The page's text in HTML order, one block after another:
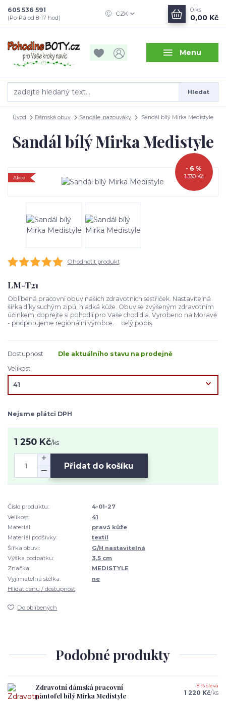
Menu
CZK
Hledat
605 536 591
(Po-Pá od 8-17 hod)
0 ks
0,00 Kč
Úvod Dámská obuv Sandále, nazouváky Sandál bílý Mirka Medistyle
Sandál bílý Mirka Medistyle
Akce 1 330 Kč
- 6 %
Ohodnotit produkt
LM-T21
Oblíbená pracovní obuv našich zdravotních sestřiček. Nastavitelná
šířka díky suchým zipů, hladká kůže. Obuv se zvýšeným zdravotním
účinkem, dopřejte si pohodlí pro Vaše chodidla. Vyrobeno na Moravě
- podporujeme regionální výrobce. celý popis
Dostupnost
Dle aktuálního stavu na prodejně
Velikost
Nejsme plátci DPH
1 250 Kč/ks
Přidat do košíku
Číslo produktu:
4-01-27
Velikost:
41
Materiál:
pravá kůže
Materiál podšívky:
textil
Šířka obuvi:
G/H nastavitelná
Výška podpatku:
3,5 cm
Značka:
MEDISTYLE
Vyjímatelná stélka:
ne
Hlídat cenu / dostupnost
Do oblíbených
Podobné produkty
Zdravotní dámská pracovní
pantofel bílý Mirka Medistyle
8 % sleva
1 220 Kč/ks